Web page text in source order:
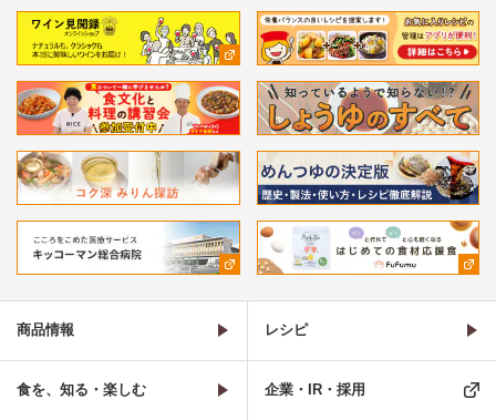
商品情報 レシピ
食を、知る・楽しむ 企業・IR・採用